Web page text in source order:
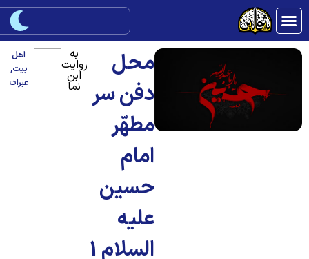
محل
دفن سر
مطهّر
امام
حسین
علیه
السلام 1
روایت
ابن
نما
اهل
بیت,
عبرات